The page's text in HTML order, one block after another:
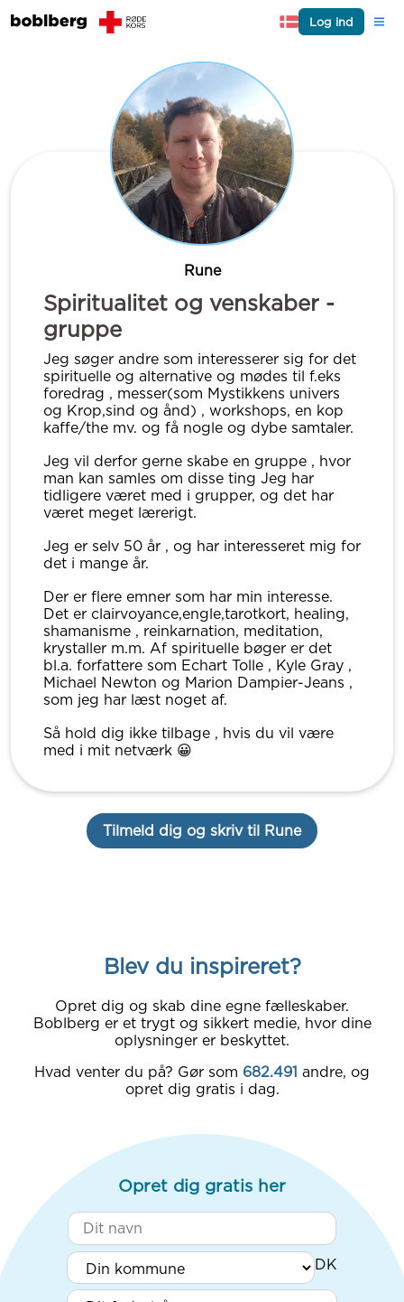
Log ind
Rune
Spiritualitet og venskaber -
gruppe
Jeg søger andre som interesserer sig for det
spirituelle og alternative og mødes til f.eks
foredrag , messer(som Mystikkens univers
og Krop,sind og ånd) , workshops, en kop
kaffe/the mv. og få nogle og dybe samtaler.
Jeg vil derfor gerne skabe en gruppe , hvor
man kan samles om disse ting Jeg har
tidligere været med i grupper, og det har
været meget lærerigt.
Jeg er selv 50 år , og har interesseret mig for
det i mange år.
Der er flere emner som har min interesse.
Det er clairvoyance,engle,tarotkort, healing,
shamanisme , reinkarnation, meditation,
krystaller m.m. Af spirituelle bøger er det
bl.a. forfattere som Echart Tolle , Kyle Gray ,
Michael Newton og Marion Dampier-Jeans ,
som jeg har læst noget af.
Så hold dig ikke tilbage , hvis du vil være
med i mit netværk 😀
Tilmeld dig og skriv til Rune
Blev du inspireret?
Opret dig og skab dine egne fælleskaber.
Boblberg er et trygt og sikkert medie, hvor dine
oplysninger er beskyttet.
Hvad venter du på? Gør som 682.491 andre, og
opret dig gratis i dag.
Opret dig gratis her